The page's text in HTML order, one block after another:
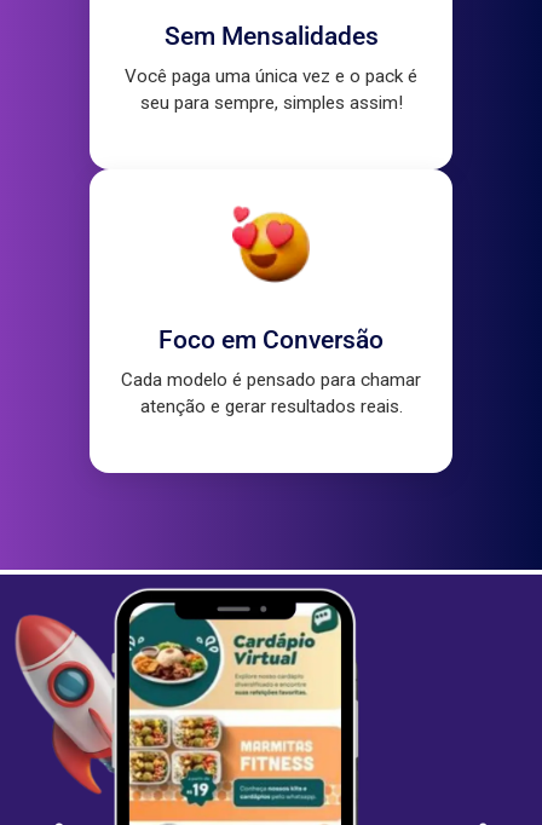
Sem Mensalidades
Você paga uma única vez e o pack é
seu para sempre, simples assim!
Foco em Conversão
Cada modelo é pensado para chamar
atenção e gerar resultados reais.